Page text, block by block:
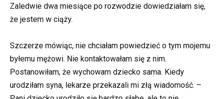
Zaledwie dwa miesiące po rozwodzie dowiedziałam się,
że jestem w ciąży.
Szczerze mówiąc, nie chciałam powiedzieć o tym mojemu
byłemu mężowi. Nie kontaktowałam się z nim.
Postanowiłam, że wychowam dziecko sama. Kiedy
urodziłam syna, lekarze przekazali mi złą wiadomość. –